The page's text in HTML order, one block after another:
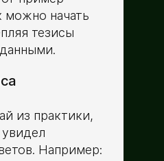
можно начать
тезисы
из практики,
увидел
Например: